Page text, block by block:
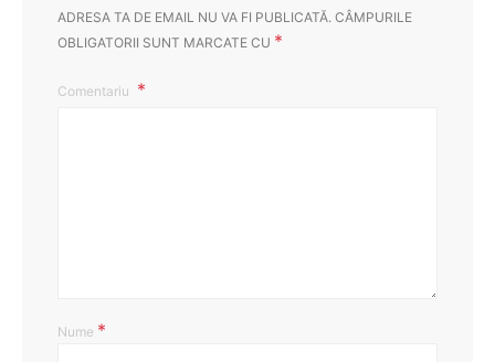
ADRESA TA DE EMAIL NU VA FI PUBLICATĂ. CÂMPURILE
OBLIGATORII SUNT MARCATE CU *
Comentariu
Nume *